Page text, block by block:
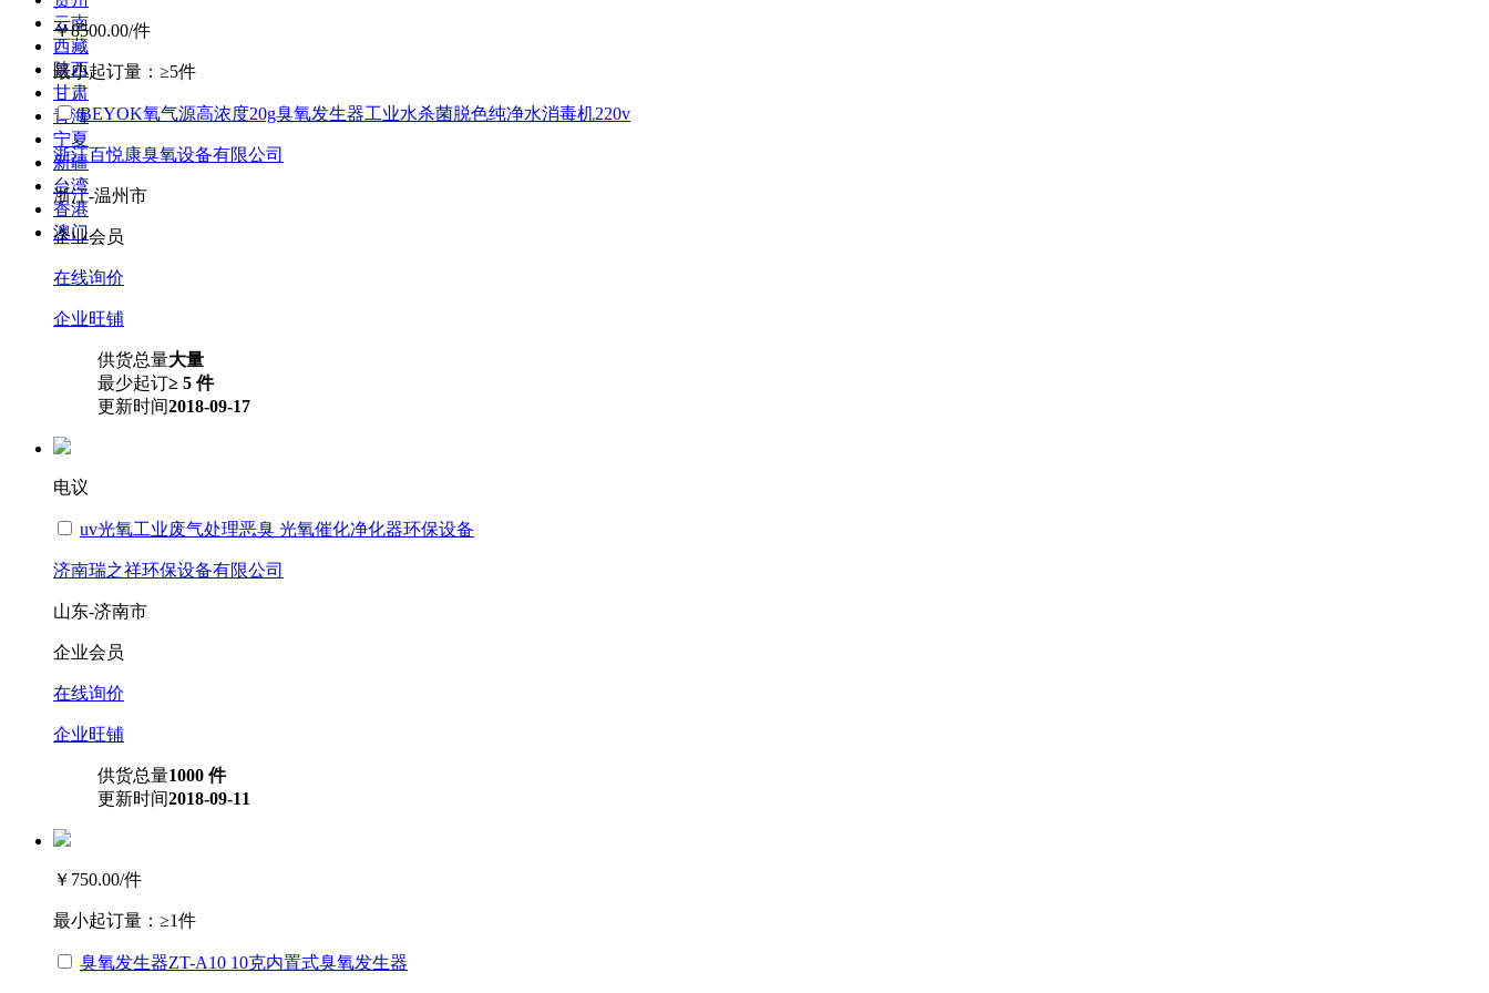
云南
西藏
陕西
甘肃
青海
宁夏
新疆
台湾
香港
澳门
￥8500.00/件
最小起订量： ≥5件
BEYOK氧气源高浓度20g臭氧发生器工业水杀菌脱色纯净水消毒机220v
浙江百悦康臭氧设备有限公司
浙江-温州市
企业会员
在线询价
企业旺铺
供货总量大量
最少起订≥ 5 件
更新时间2018-09-17
电议
uv光氧工业废气处理恶臭 光氧催化净化器环保设备
济南瑞之祥环保设备有限公司
山东-济南市
企业会员
在线询价
企业旺铺
供货总量1000 件
更新时间2018-09-11
￥750.00/件
最小起订量： ≥1件
臭氧发生器ZT-A10 10克内置式臭氧发生器